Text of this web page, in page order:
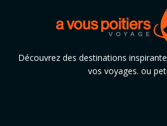
Découvrez des destinations
vos voyages. ou